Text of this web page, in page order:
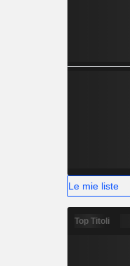
Le mie liste
Top Titoli